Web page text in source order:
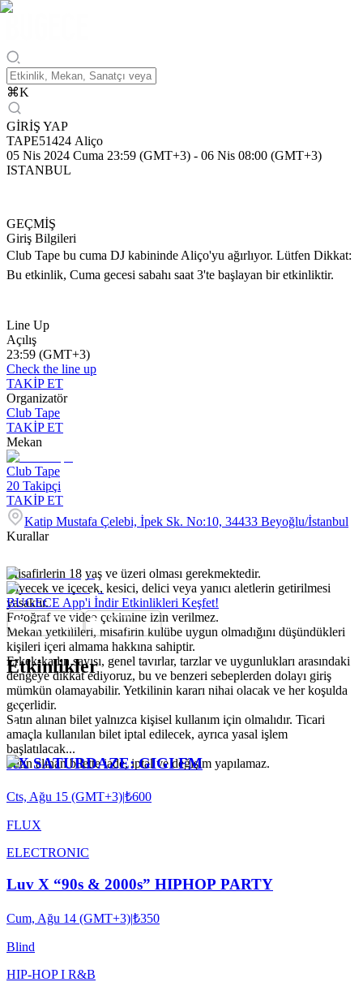
⌘K
GİRİŞ YAP
TAPE51424 Aliço
05 Nis 2024 Cuma 23:59 (GMT+3) - 06 Nis 08:00 (GMT+3)
ISTANBUL
GEÇMİŞ
Giriş Bilgileri
Club Tape bu cuma DJ kabininde Aliço'yu ağırlıyor. Lütfen Dikkat:
Bu etkinlik, Cuma gecesi sabahı saat 3'te başlayan bir etkinliktir.
Line Up
Açılış
23:59 (GMT+3)
Check the line up
TAKİP ET
Organizatör
Club Tape
TAKİP ET
Mekan
Club Tape
20 Takipçi
TAKİP ET
Katip Mustafa Çelebi, İpek Sk. No:10, 34433 Beyoğlu/İstanbul
Kurallar
Misafirlerin 18 yaş ve üzeri olması gerekmektedir.
Yiyecek ve içecek, kesici, delici veya yanıcı aletlerin getirilmesi
yasaktır.
Fotoğraf ve video çekimine izin verilmez.
Mekan yetkilileri, misafirin kulübe uygun olmadığını düşündükleri
kişileri içeri almama hakkına sahiptir.
Erkek-kadın sayısı, genel tavırlar, tarzlar ve uygunlukları arasındaki
dengeye dikkat ediyoruz, bu ve benzeri sebeplerden dolayı giriş
mümkün olamayabilir. Yetkilinin kararı nihai olacak ve her koşulda
geçerlidir.
Satın alınan bilet yalnızca kişisel kullanım için olmalıdır. Ticari
amaçla kullanılan bilet iptal edilecek, ayrıca yasal işlem
başlatılacak...
Satın alınan bilette iade, iptal ve değişim yapılamaz.
BUGECE App'i İndir Etkinlikleri Keşfet!
Etkinlikler
RX SATURDAZE: GIGI FM
Cts, Ağu 15 (GMT+3)|₺600
FLUX
ELECTRONIC
Luv X “90s & 2000s” HIPHOP PARTY
Cum, Ağu 14 (GMT+3)|₺350
Blind
HIP-HOP I R&B